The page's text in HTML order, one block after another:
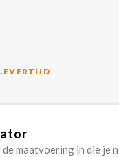
maatvoering in die je